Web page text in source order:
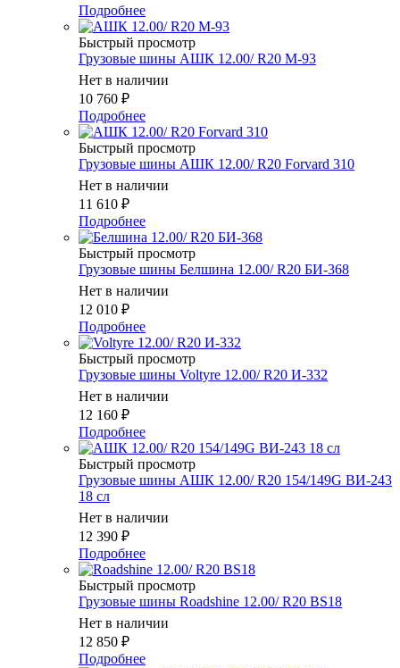
Подробнее
Быстрый просмотр
Грузовые шины АШК 12.00/ R20 М-93
Нет в наличии
10 760 ₽
Подробнее
Быстрый просмотр
Грузовые шины АШК 12.00/ R20 Forvard 310
Нет в наличии
11 610 ₽
Подробнее
Быстрый просмотр
Грузовые шины Белшина 12.00/ R20 БИ-368
Нет в наличии
12 010 ₽
Подробнее
Быстрый просмотр
Грузовые шины Voltyre 12.00/ R20 И-332
Нет в наличии
12 160 ₽
Подробнее
Быстрый просмотр
Грузовые шины АШК 12.00/ R20 154/149G ВИ-243
18 сл
Нет в наличии
12 390 ₽
Подробнее
Быстрый просмотр
Грузовые шины Roadshine 12.00/ R20 BS18
Нет в наличии
12 850 ₽
Подробнее